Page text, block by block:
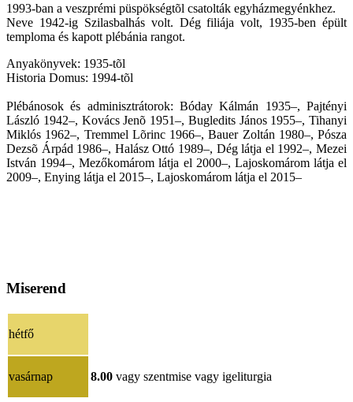
1993-ban a veszprémi püspökségtõl csatolták egyházmegyénkhez.
Neve 1942-ig Szilasbalhás volt. Dég filiája volt, 1935-ben épült
temploma és kapott plébánia rangot.
Anyakönyvek: 1935-tõl
Historia Domus: 1994-tõl
Plébánosok és adminisztrátorok: Bóday Kálmán 1935–, Pajtényi
László 1942–, Kovács Jenõ 1951–, Bugledits János 1955–, Tihanyi
Miklós 1962–, Tremmel Lõrinc 1966–, Bauer Zoltán 1980–, Pósza
Dezsõ Árpád 1986–, Halász Ottó 1989–, Dég látja el 1992–, Mezei
István 1994–, Mezőkomárom látja el 2000–, Lajoskomárom látja el
2009–, Enying látja el 2015–, Lajoskomárom látja el 2015–
Miserend
hétfő
vasárnap 8.00 vagy szentmise vagy igeliturgia